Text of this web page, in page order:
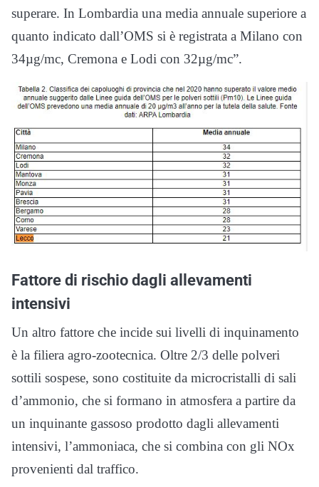
superare. In Lombardia una media annuale superiore a
quanto indicato dall’OMS si è registrata a Milano con
34µg/mc, Cremona e Lodi con 32µg/mc”.
Fattore di rischio dagli allevamenti
intensivi
Un altro fattore che incide sui livelli di inquinamento
è la filiera agro-zootecnica. Oltre 2/3 delle polveri
sottili sospese, sono costituite da microcristalli di sali
d’ammonio, che si formano in atmosfera a partire da
un inquinante gassoso prodotto dagli allevamenti
intensivi, l’ammoniaca, che si combina con gli NOx
provenienti dal traffico.